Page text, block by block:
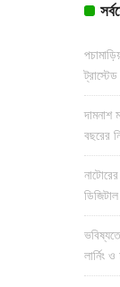
দামনাশ
বছরের
লার্নিং